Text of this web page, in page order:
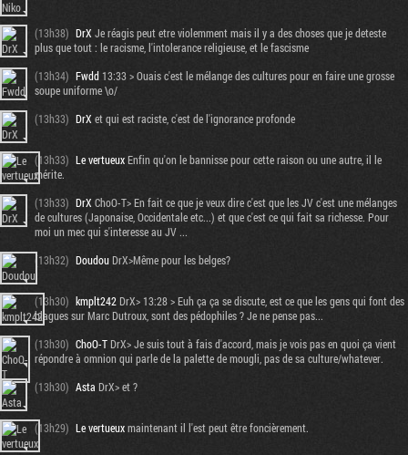
(13h38) DrX Je réagis peut etre violemment mais il y a des choses que je deteste
plus que tout : le racisme, l'intolerance religieuse, et le fascisme
(13h34) Fwdd13:33 > Ouais c'est le mélange des cultures pour en faire une grosse
soupe uniforme \o/
(13h33) DrX et qui est raciste, c'est de l'ignorance profonde
(13h33) Le vertueuxEnfin qu'on le bannisse pour cette raison ou une autre, il le
mérite.
(13h33) DrX ChoO-T> En fait ce que je veux dire c'est que les JV c'est une mélanges
de cultures (Japonaise, Occidentale etc...) et que c'est ce qui fait sa richesse. Pour
moi un mec qui s'interesse au JV ...
(13h32) DoudouDrX>Même pour les belges?
(13h30) kmplt242 DrX> 13:28 > Euh ça ça se discute, est ce que les gens qui font des
blagues sur Marc Dutroux, sont des pédophiles ? Je ne pense pas...
(13h30) ChoO-TDrX> Je suis tout à fais d'accord, mais je vois pas en quoi ça vient
répondre à omnion qui parle de la palette de mougli, pas de sa culture/whatever.
(13h30) Asta DrX> et ?
(13h29) Le vertueuxmaintenant il l'est peut être foncièrement.